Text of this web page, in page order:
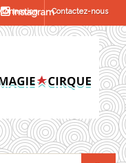
InstagramContactez-nous
Connexion